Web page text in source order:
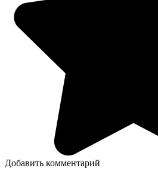
Добавить комментарий